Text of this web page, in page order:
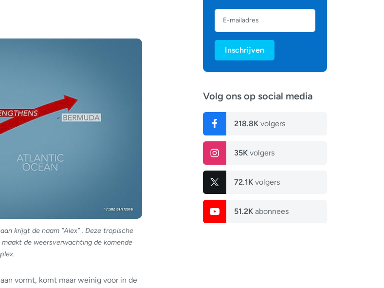
Inschrijven
Volg ons op social media
218.8K volgers
35K volgers
72.1K volgers
51.2K abonnees
krijgt de naam “Alex” . Deze tropische
de weersverwachting de komende
vormt, komt maar weinig voor in de